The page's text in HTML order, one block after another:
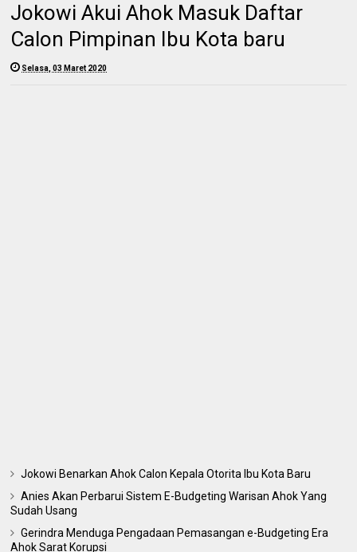
Jokowi Akui Ahok Masuk Daftar
Calon Pimpinan Ibu Kota baru
Selasa, 03 Maret 2020
Jokowi Benarkan Ahok Calon Kepala Otorita Ibu Kota Baru
Anies Akan Perbarui Sistem E-Budgeting Warisan Ahok Yang
Sudah Usang
Gerindra Menduga Pengadaan Pemasangan e-Budgeting Era
Ahok Sarat Korupsi